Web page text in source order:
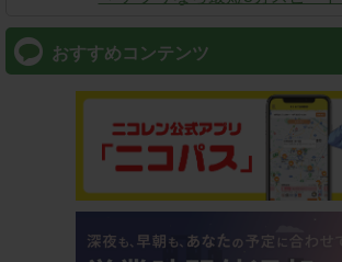
おすすめコンテンツ